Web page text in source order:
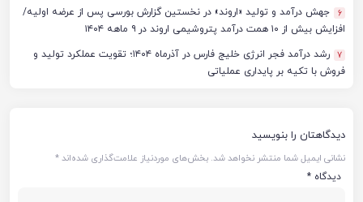
6
جهش درآمد و تولید «اروند» در نخستین گزارش بورسی پس از عرضه اولیه/
افزایش بیش از ۱۰ همت درآمد پتروشیمی اروند در ۹ ماهه ۱۴۰۴
7
رشد درآمد فجر انرژی خلیج فارس در آذرماه ۱۴۰۴؛ تقویت عملکرد تولید و
فروش با تکیه بر پایداری عملیاتی
دیدگاهتان را بنویسید
نشانی ایمیل شما منتشر نخواهد شد. بخش‌های موردنیاز علامت‌گذاری شده‌اند*
دیدگاه *